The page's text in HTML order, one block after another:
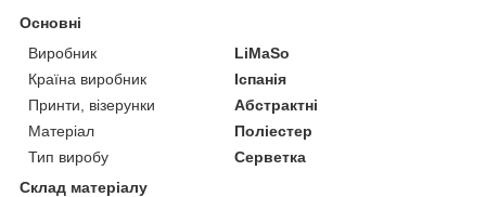
Основні
Виробник
LiMaSo
Країна виробник
Іспанія
Принти, візерунки
Абстрактні
Матеріал
Поліестер
Тип виробу
Серветка
Склад матеріалу